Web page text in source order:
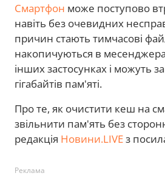
Смартфон може поступово
навіть без очевидних
причин стають тимчасові
накопичуються в
інших застосунках і можуть
гігабайтів пам'яті.
Про те, як очистити кеш на
звільнити пам'ять без
редакція Новини.LIVEз
Реклама